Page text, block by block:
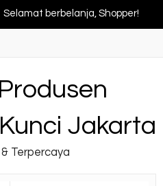
Selamat berbelanja, Shopper!
Jakarta
Terpercaya